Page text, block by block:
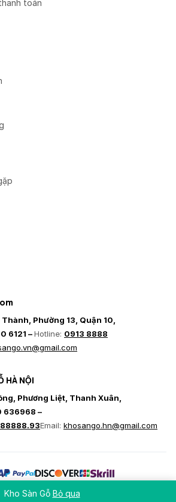
toán
Phường 13, Quận 10,
6121 –Hotline: 0913 8888
HÀ NỘI
Phương Liệt, Thanh Xuân,
636968 –
Email: khosango.hn@gmail.com
Kho Sàn Gỗ Bỏ qua